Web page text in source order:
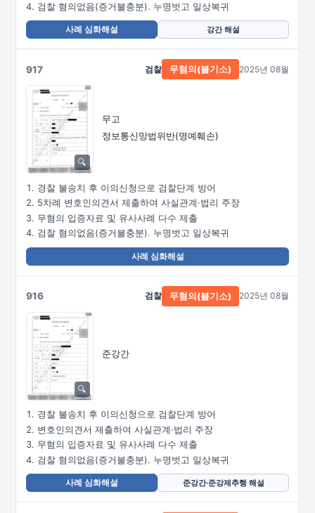
검찰 혐의없음(증거불충분). 누명벗고 일상복귀
사례 심화해설 강간 해설
917
무고
정보통신망법위반(명예훼손)
검찰 무혐의(불기소) 2025년 08월
경찰 불송치 후 이의신청으로 검찰단계 방어
5차례 변호인의견서 제출하여 사실관계·법리 주장
무혐의 입증자료 및 유사사례 다수 제출
검찰 혐의없음(증거불충분). 누명벗고 일상복귀
사례 심화해설
916
준강간
검찰 무혐의(불기소) 2025년 08월
경찰 불송치 후 이의신청으로 검찰단계 방어
변호인의견서 제출하여 사실관계·법리 주장
무혐의 입증자료 및 유사사례 다수 제출
검찰 혐의없음(증거불충분). 누명벗고 일상복귀
사례 심화해설 준강간·준강제추행 해설